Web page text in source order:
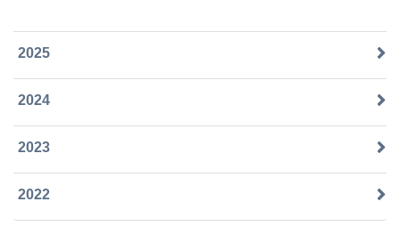
2025
2024
2023
2022